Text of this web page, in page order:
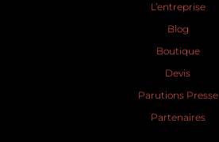
L’entreprise
Blog
Boutique
Devis
Parutions Presse
Partenaires